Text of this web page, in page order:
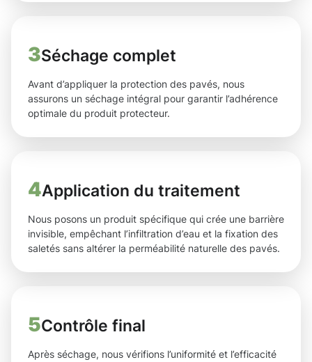
3Séchage complet
Avant d’appliquer la protection des pavés, nous
assurons un séchage intégral pour garantir l’adhérence
optimale du produit protecteur.
4Application du traitement
Nous posons un produit spécifique qui crée une barrière
invisible, empêchant l’infiltration d’eau et la fixation des
saletés sans altérer la perméabilité naturelle des pavés.
5Contrôle final
Après séchage, nous vérifions l’uniformité et l’efficacité